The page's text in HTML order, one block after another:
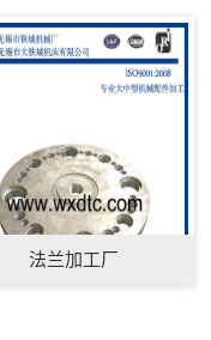
法兰加工厂